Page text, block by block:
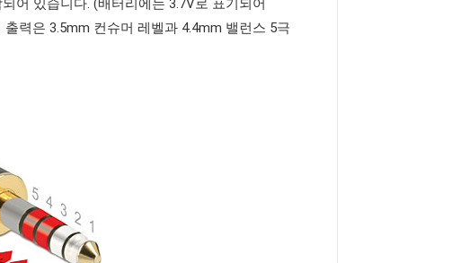
어 있습니다. (배터리에는 3.7V로 표기되어
력은 3.5mm 컨슈머 레벨과 4.4mm 밸런스 5극